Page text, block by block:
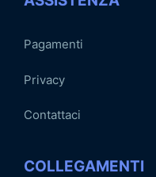
Pagamenti
Privacy
Contattaci
COLLEGAMENTI